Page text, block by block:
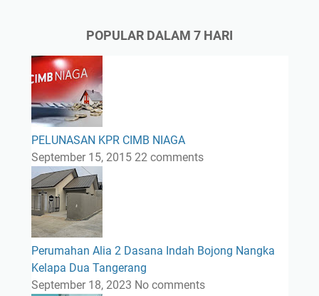
POPULAR DALAM 7 HARI
PELUNASAN KPR CIMB NIAGA
September 15, 2015 22 comments
Perumahan Alia 2 Dasana Indah Bojong Nangka
Kelapa Dua Tangerang
September 18, 2023 No comments